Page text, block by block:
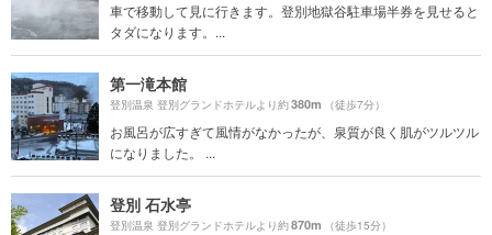
車で移動して見に行きます。登別地獄谷駐車場半券を見せると
タダになります。...
第一滝本館
登別温泉 登別グランドホテルより約380m （徒歩7分）
お風呂が広すぎて風情がなかったが、泉質が良く肌がツルツル
になりました。 ...
登別 石水亭
登別温泉 登別グランドホテルより約870m （徒歩15分）